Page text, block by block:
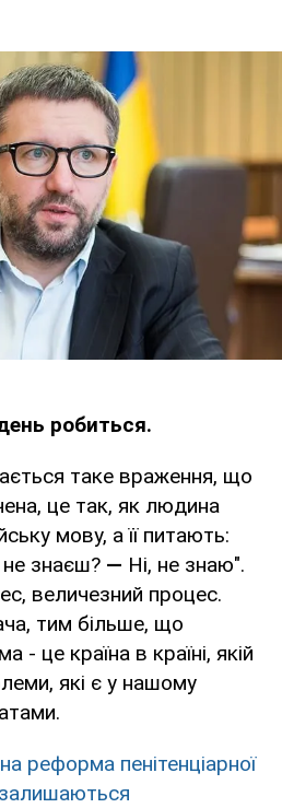
робиться.
таке враження, що
це так, як людина
мову, а її питають:
знаєш? — Ні, не знаю".
величезний процес.
тим більше, що
- це країна в країні, якій
які є у нашому
реформа пенітенціарної